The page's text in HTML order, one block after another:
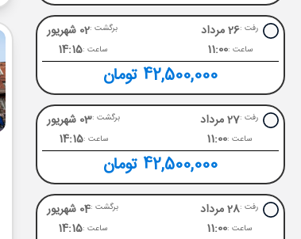
رفت :26 مرداد
ساعت :11:00
برگشت :02 شهریور
ساعت :14:15
42,500,000 تومان
رفت :27 مرداد
ساعت :11:00
برگشت :03 شهریور
ساعت :14:15
42,500,000 تومان
رفت :28 مرداد
ساعت :11:00
برگشت :04 شهریور
ساعت :14:15